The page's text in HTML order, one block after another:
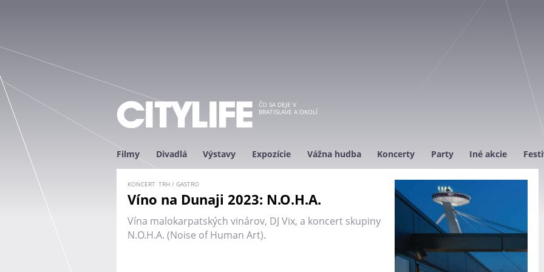
ČO SA DEJE V
BRATISLAVE A OKOLÍ
Filmy Divadlá Výstavy Expozície Vážna hudba Koncerty Party Iné akcie
KONCERT TRH / GASTRO
Víno na Dunaji 2023: N.O.H.A.
Vína malokarpatských vinárov, DJ Vix, a koncert skupiny
N.O.H.A. (Noise of Human Art).